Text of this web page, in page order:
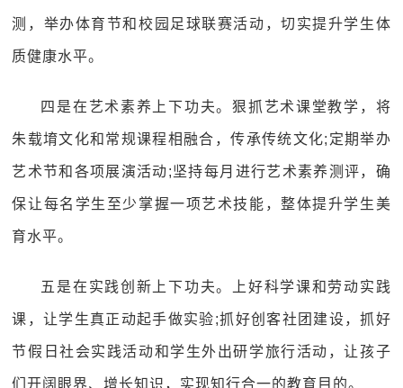
测，举办体育节和校园足球联赛活动，切实提升学生体
质健康水平。
四是在艺术素养上下功夫。狠抓艺术课堂教学，将
朱载堉文化和常规课程相融合，传承传统文化;定期举办
艺术节和各项展演活动;坚持每月进行艺术素养测评，确
保让每名学生至少掌握一项艺术技能，整体提升学生美
育水平。
五是在实践创新上下功夫。上好科学课和劳动实践
课，让学生真正动起手做实验;抓好创客社团建设，抓好
节假日社会实践活动和学生外出研学旅行活动，让孩子
们开阔眼界、增长知识，实现知行合一的教育目的。